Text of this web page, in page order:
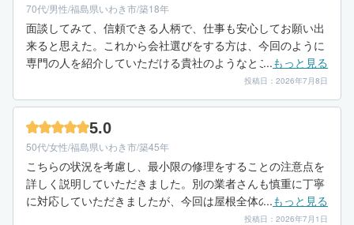
70代/男性/福島県いわき市/築18年
面談してみて、信頼できる人柄で、仕事も安心してお願い出
来ると思えた。これから会社選びをする方は、今回のように
専門の人を紹介していただける貴社のようなところのアドバ
...もっと見る
投稿日：2026年7月8日
5.0
50代/女性/福島県いわき市/築45年
こちらの状況を考慮し、最小限の修理をすることの注意点を
詳しく説明していただきました。別の業者さんも慎重に丁寧
に対応していただきましたが、今回は屋根全体の状態を見て
いただいた上で抑えた価格で困り事に対応してくださったこ
...もっと見る
投稿日：2026年7月1日